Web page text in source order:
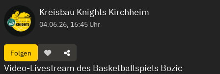
Kreisbau Knights Kirchheim
04.06.26, 16:45 Uhr
Folgen
Video-Livestream des Basketballspiels Bozic